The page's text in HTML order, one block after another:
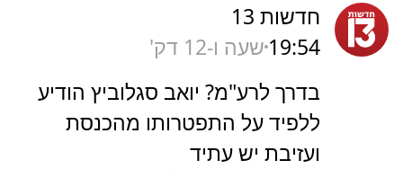
חדשות 13
19:54 שעה ו-12 דק'
בדרך לרע"מ? יואב סגלוביץ הודיע
ללפיד על התפטרותו מהכנסת
ועזיבת יש עתיד